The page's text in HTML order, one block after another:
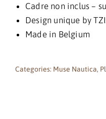
Cadre non inclus –
Design unique by
Made in Belgium
Categories: Muse Nautica,